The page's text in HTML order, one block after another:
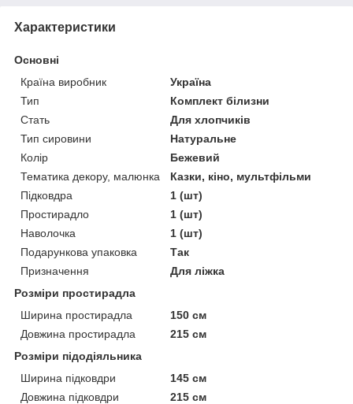
Характеристики
Основні
Країна виробник
Україна
Тип
Комплект білизни
Стать
Для хлопчиків
Тип сировини
Натуральне
Колір
Бежевий
Тематика декору, малюнка
Казки, кіно, мультфільми
Підковдра
1 (шт)
Простирадло
1 (шт)
Наволочка
1 (шт)
Подарункова упаковка
Так
Призначення
Для ліжка
Розміри простирадла
Ширина простирадла
150 см
Довжина простирадла
215 см
Розміри підодіяльника
Ширина підковдри
145 см
Довжина підковдри
215 см